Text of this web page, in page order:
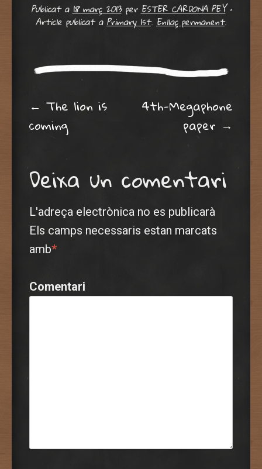
Publicat a18 març 2013perESTER CARDONA PEY •
Article publicat aPrimary 1st. Enllaç permanent.
Post navigation
← The lion is
coming
4th-Megaphone
paper →
Deixa un comentari
L'adreça electrònica no es publicarà
Els camps necessaris estan marcats
amb*
Comentari